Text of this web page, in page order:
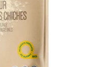
DÉTAILS